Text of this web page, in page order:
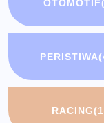
OTOMOTIF
PERISTIWA
RACING